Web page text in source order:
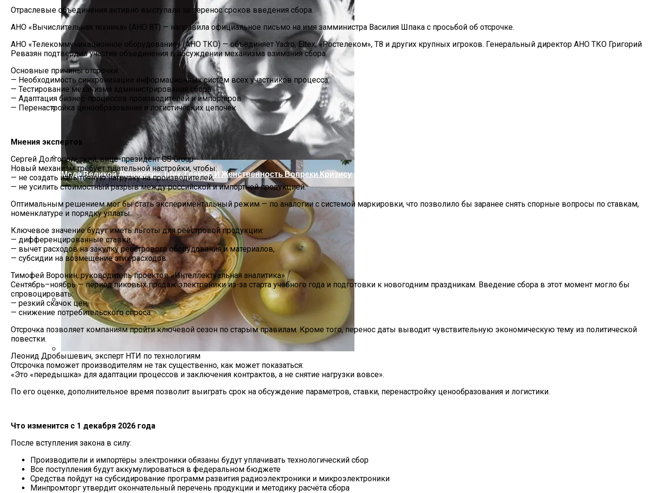
Дом С Минимальными Инженерными Трассами Для Комфорта И Удобства
Дом С Оптимальным Распределением Влажных Зон Для Комфорта
Мода Великой Депрессии: Шик, Гламур И Женственность Вопреки Кризису
Секреты Домашней Выпечки: Творожное Печенье С Яблоками Для Идеального Чаепития
Отраслевые объединения активно выступали за перенос сроков введения сбора.
АНО «Вычислительная техника» (АНО ВТ) — направила официальное письмо на имя замминистра Василия Шпака с просьбой об отсрочке.
АНО «Телекоммуникационное оборудование» (АНО ТКО) — объединяет Yadro, Eltex, «Ростелеком», Т8 и других крупных игроков. Генеральный директор АНО ТКО Григорий
Ревазян подтвердил участие объединения в обсуждении механизма взимания сбора.
Основные причины отсрочки:
— Необходимость синхронизации информационных систем всех участников процесса
— Тестирование механизма администрирования сбора
— Адаптация бизнес-процессов производителей и импортёров
— Перенастройка ценообразования и логистических цепочек
Мнения экспертов
Сергей Долгопольский, вице-президент GS Group
Новый механизм требует тщательной настройки, чтобы:
— не создать избыточную нагрузку на производителей,
— не усилить стоимостный разрыв между российской и импортной продукцией.
Оптимальным решением мог бы стать экспериментальный режим — по аналогии с системой маркировки, что позволило бы заранее снять спорные вопросы по ставкам,
номенклатуре и порядку уплаты.
Ключевое значение будут иметь льготы для реестровой продукции:
— дифференцированные ставки,
— вычет расходов на закупку реестрового оборудования и материалов,
— субсидии на возмещение этих расходов.
Тимофей Воронин, руководитель проектов «Интеллектуальная аналитика»
Сентябрь–ноябрь — период пиковых продаж электроники из-за старта учебного года и подготовки к новогодним праздникам. Введение сбора в этот момент могло бы
спровоцировать:
— резкий скачок цен,
— снижение потребительского спроса.
Отсрочка позволяет компаниям пройти ключевой сезон по старым правилам. Кроме того, перенос даты выводит чувствительную экономическую тему из политической
повестки.
Леонид Дробышевич, эксперт НТИ по технологиям
Отсрочка поможет производителям не так существенно, как может показаться:
«Это «передышка» для адаптации процессов и заключения контрактов, а не снятие нагрузки вовсе».
По его оценке, дополнительное время позволит выиграть срок на обсуждение параметров, ставки, перенастройку ценообразования и логистики.
Что изменится с 1 декабря 2026 года
После вступления закона в силу:
Производители и импортёры электроники обязаны будут уплачивать технологический сбор
Все поступления будут аккумулироваться в федеральном бюджете
Средства пойдут на субсидирование программ развития радиоэлектроники и микроэлектроники
Минпромторг утвердит окончательный перечень продукции и методику расчёта сбора